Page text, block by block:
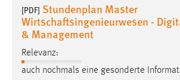
[PDF] Stundenplan Master
Wirtschaftsingenieurwesen -
& Management
Relevanz:
auch nochmals eine gesonderte